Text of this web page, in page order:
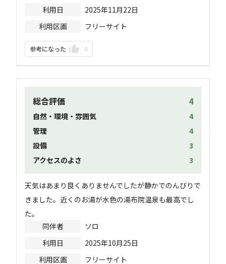
利用日
2025年11月22日
利用区画
フリーサイト
参考になった 0
総合評価 4
自然・環境・雰囲気
4
管理
4
設備
3
アクセスのよさ
3
天気はあまり良くありませんでしたが静かでのんびりで
きました。近くのお湯が水色の湯布院温泉も最高でし
た。
同伴者
ソロ
利用日
2025年10月25日
利用区画
フリーサイト